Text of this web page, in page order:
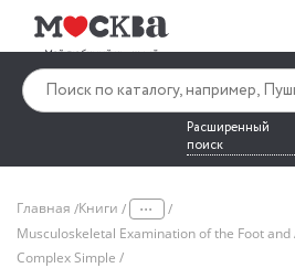
Расширенный
поиск
Главная Книги ...
Musculoskeletal Examination of the Foot
Complex Simple